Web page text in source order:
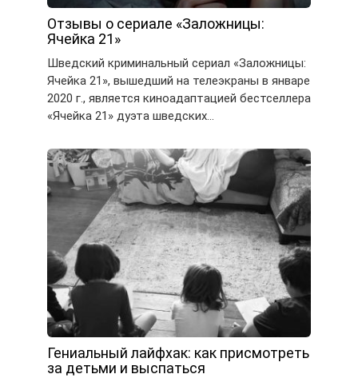
Отзывы о сериале «Заложницы:
Ячейка 21»
Шведский криминальный сериал «Заложницы:
Ячейка 21», вышедший на телеэкраны в январе
2020 г., является киноадаптацией бестселлера
«Ячейка 21» дуэта шведских…
Гениальный лайфхак: как присмотреть
за детьми и выспаться